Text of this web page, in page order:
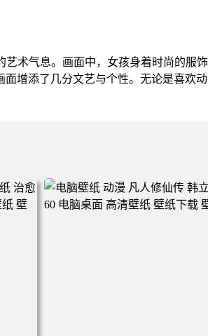
术气息。画面中，女孩身着时尚的服
增添了几分文艺与个性。无论是喜欢